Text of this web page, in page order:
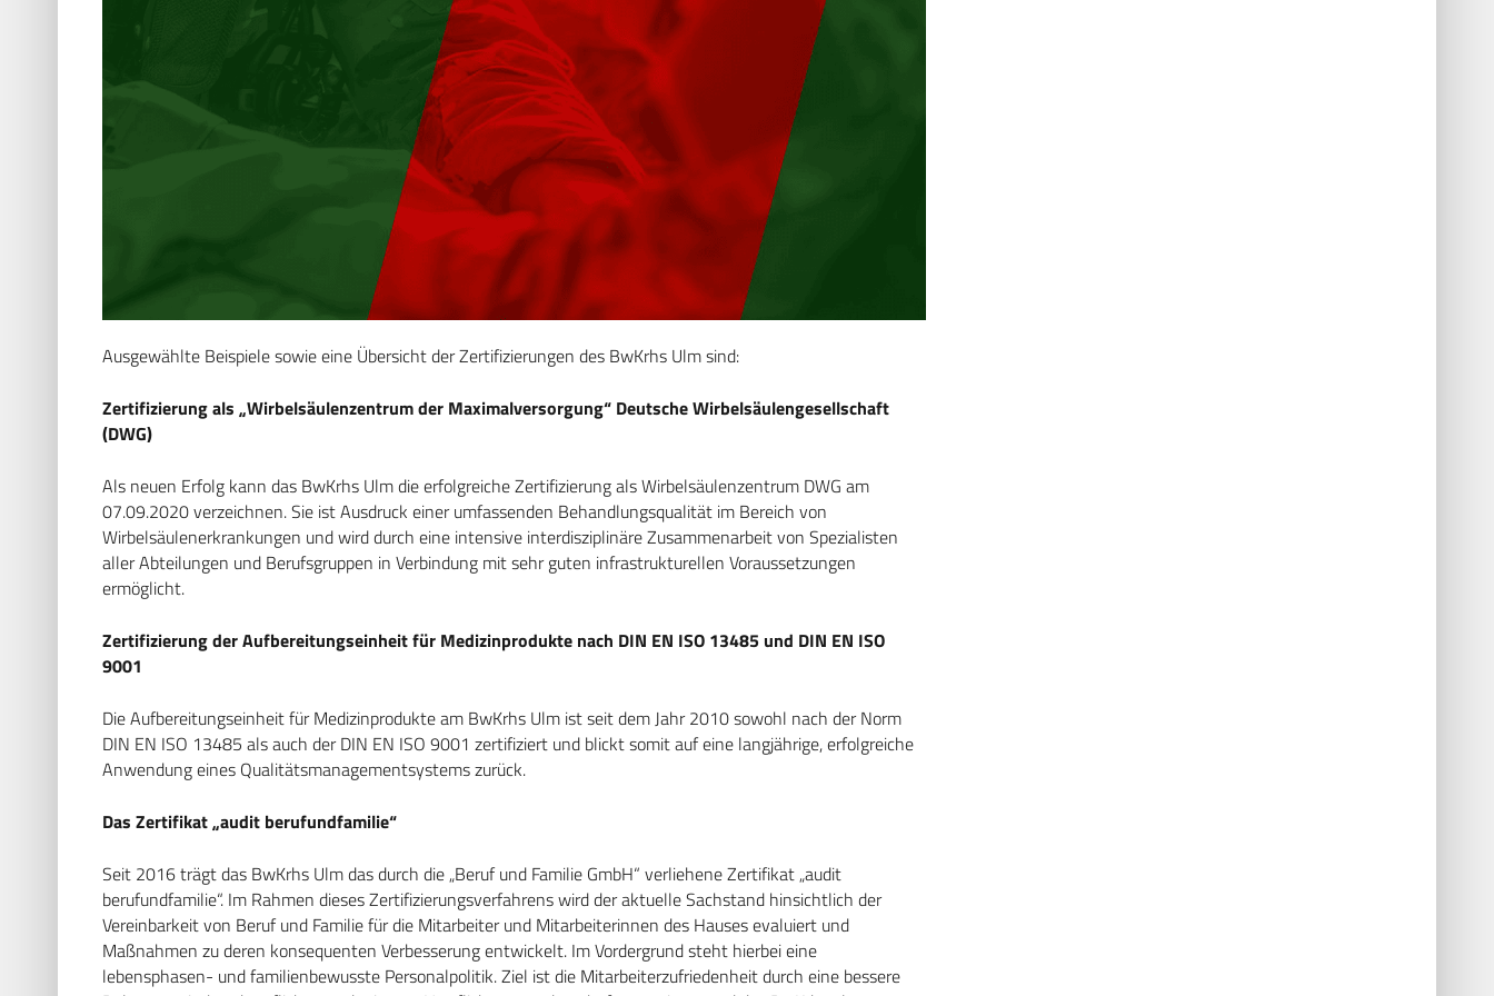
Ausgewählte Beispiele sowie eine Übersicht der Zertifizierungen des BwKrhs Ulm sind:
Zertifizierung als „Wirbelsäulenzentrum der Maximalversorgung“ Deutsche Wirbelsäulengesellschaft
(DWG)
Als neuen Erfolg kann das BwKrhs Ulm die erfolgreiche Zertifizierung als Wirbelsäulenzentrum DWG am
07.09.2020 verzeichnen. Sie ist Ausdruck einer umfassenden Behandlungsqualität im Bereich von
Wirbelsäulenerkrankungen und wird durch eine intensive interdisziplinäre Zusammenarbeit von Spezialisten
aller Abteilungen und Berufsgruppen in Verbindung mit sehr guten infrastrukturellen Voraussetzungen
ermöglicht.
Zertifizierung der Aufbereitungseinheit für Medizinprodukte nach DIN EN ISO 13485 und DIN EN ISO
9001
Die Aufbereitungseinheit für Medizinprodukte am BwKrhs Ulm ist seit dem Jahr 2010 sowohl nach der Norm
DIN EN ISO 13485 als auch der DIN EN ISO 9001 zertifiziert und blickt somit auf eine langjährige, erfolgreiche
Anwendung eines Qualitätsmanagementsystems zurück.
Das Zertifikat „audit berufundfamilie“
Seit 2016 trägt das BwKrhs Ulm das durch die „Beruf und Familie GmbH“ verliehene Zertifikat „audit
berufundfamilie“. Im Rahmen dieses Zertifizierungsverfahrens wird der aktuelle Sachstand hinsichtlich der
Vereinbarkeit von Beruf und Familie für die Mitarbeiter und Mitarbeiterinnen des Hauses evaluiert und
Maßnahmen zu deren konsequenten Verbesserung entwickelt. Im Vordergrund steht hierbei eine
lebensphasen- und familienbewusste Personalpolitik. Ziel ist die Mitarbeiterzufriedenheit durch eine bessere